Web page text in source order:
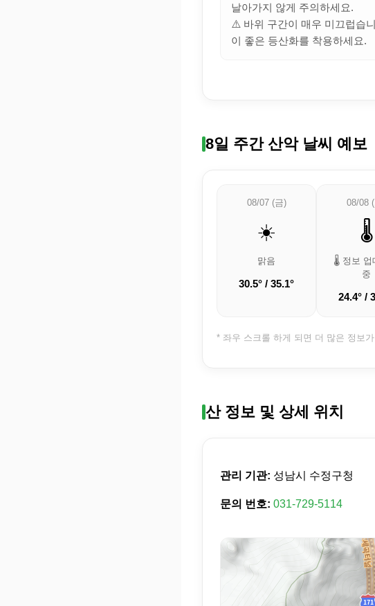
날아가지 않게 주의하세요.
⚠️ 바위 구간이 매우 미끄럽습
이 좋은 등산화를 착용하세요.
8일 주간 산악 날씨 예보
08/07 (금)
☀️
맑음
30.5° / 35.1°
08/08
🌡️
🌡️ 정보 업
중
24.4° /
* 좌우 스크롤 하게 되면 더 많은 정보
산 정보 및 상세 위치
관리 기관: 성남시 수정구청
문의 번호: 031-729-5114